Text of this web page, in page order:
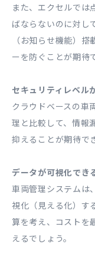
また、エクセルでは
ばならないのに対し
（お知らせ機能）
ーを防ぐことが期待
セキュリティレベル
クラウドベースの車
理と比較して、情報
抑えることが期待で
データが可視化でき
車両管理システムは
視化（見える化）す
算を考え、コストを
えるでしょう。